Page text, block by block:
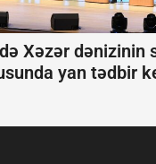
Xəzər dənizinin
yan tədbir